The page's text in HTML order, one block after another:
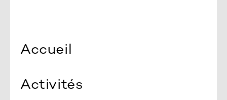
Accueil
Activités